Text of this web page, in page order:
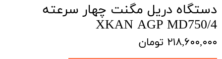
دستگاه دریل مگنت چهار سرعته
XKAN AGP MD750/4
۲۱۸,۶۰۰,۰۰۰ تومان